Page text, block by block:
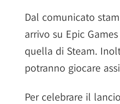
Dal comunicato
arrivo su Epic
quella di Steam.
potranno giocare
Per celebrare il